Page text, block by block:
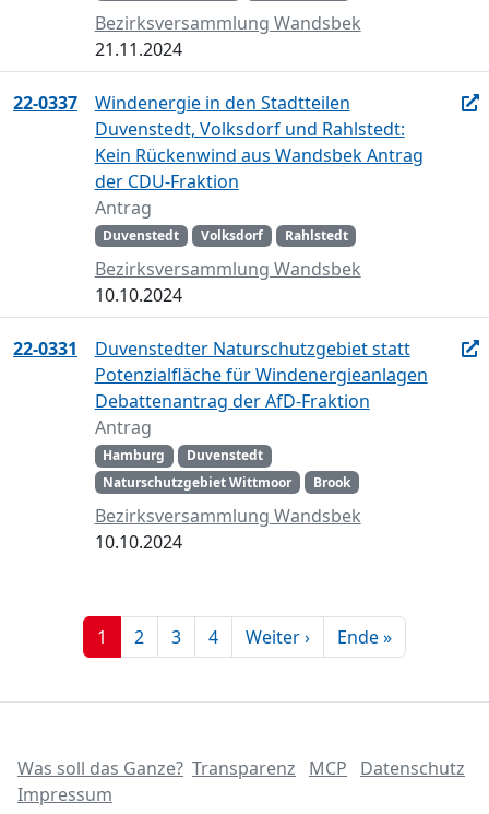
Bezirksversammlung Wandsbek
21.11.2024
22-0337
Windenergie in den Stadtteilen
Duvenstedt, Volksdorf und Rahlstedt:
Kein Rückenwind aus Wandsbek Antrag
der CDU-Fraktion
Antrag
Duvenstedt Volksdorf Rahlstedt
Bezirksversammlung Wandsbek
10.10.2024
22-0331
Duvenstedter Naturschutzgebiet statt
Potenzialfläche für Windenergieanlagen
Debattenantrag der AfD-Fraktion
Antrag
Hamburg
Duvenstedt
Naturschutzgebiet Wittmoor
Brook
Bezirksversammlung Wandsbek
10.10.2024
1 2 3 4 Weiter › Ende »
Was soll das Ganze? Transparenz MCP
Datenschutz
Impressum